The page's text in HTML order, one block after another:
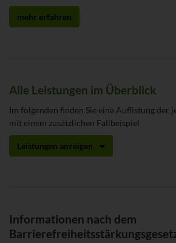
mehr erfahren
Alle Leistungen im Überblick
Im folgenden finden Sie eine Auflistung der
mit einem zusätzlichen Fallbeispiel
Leistungen anzeigen
Informationen nach dem